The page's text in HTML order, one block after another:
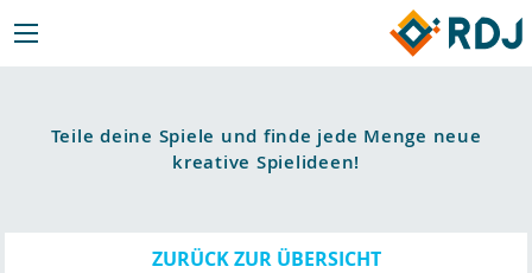
Teile deine Spiele und finde jede Menge neue
kreative Spielideen!
ZURÜCK ZUR ÜBERSICHT